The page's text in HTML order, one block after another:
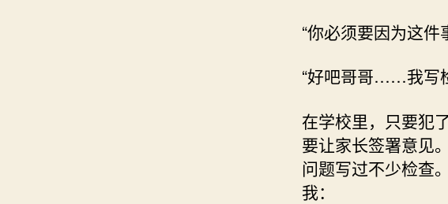
“你必须要因为这件
“好吧哥哥……我
在学校里，只要犯
要让家长签署意见
问题写过不少检查
我：